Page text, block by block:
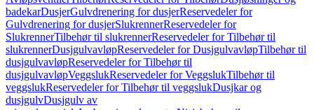
badekarDusjerGulvdrenering for dusjerReservedeler for
Gulvdrenering for dusjerSlukrennerReservedeler for
SlukrennerTilbehør til slukrennerReservedeler for Tilbehør til
slukrennerDusjgulvavløpReservedeler for DusjgulvavløpTilbehør til
dusjgulvavløpReservedeler for Tilbehør til
dusjgulvavløpVeggslukReservedeler for VeggslukTilbehør til
veggslukReservedeler for Tilbehør til veggslukDusjkar og
dusjgulvDusjgulv av